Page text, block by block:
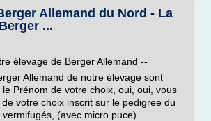
Allemand du Nord - La
...
élevage de Berger Allemand --
Allemand de notre élevage sont
Prénom de votre choix, oui, oui, vous
votre choix inscrit sur le pedigree du
vermifugés, (avec micro puce)